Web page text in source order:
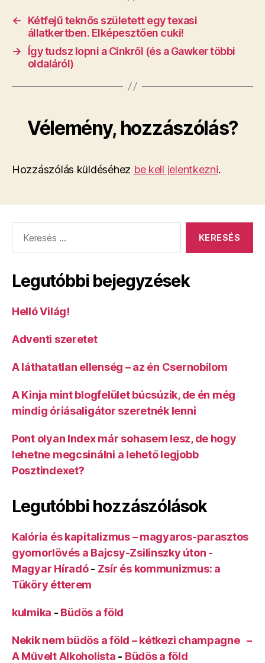
←
Kétfejű teknős született egy texasi
állatkertben. Elképesztően cuki!
→
Így tudsz lopni a Cinkről (és a Gawker többi
oldaláról)
Vélemény, hozzászólás?
Hozzászólás küldéséhez be kell jelentkezni.
Legutóbbi bejegyzések
Helló Világ!
Adventi szeretet
A láthatatlan ellenség – az én Csernobilom
A Kinja mint blogfelület búcsúzik, de én még
mindig óriásaligátor szeretnék lenni
Pont olyan Index már sohasem lesz, de hogy
lehetne megcsinálni a lehető legjobb
Posztindexet?
Legutóbbi hozzászólások
Kalória és kapitalizmus – magyaros-parasztos
gyomorlövés a Bajcsy-Zsilinszky úton -
Magyar Híradó- Zsír és kommunizmus: a
Tüköry étterem
kulmika - Büdös a föld
Nekik nem büdös a föld – kétkezi champagne –
A Művelt Alkoholista - Büdös a föld